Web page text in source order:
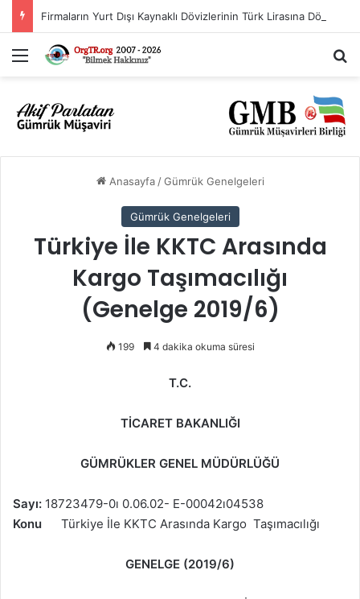
Menü
Anasayfa / Gümrük Genelgeleri
Gümrük Genelgeleri
Türkiye İle KKTC Arasında
Kargo Taşımacılığı
(Genelge 2019/6)
199 4 dakika okuma süresi
T.C.
TİCARET BAKANLIĞI
GÜMRÜKLER GENEL MÜDÜRLÜĞÜ
Sayı: 18723479-0ı 0.06.02- E-00042ı04538
Konu
Türkiye İle KKTC Arasında Kargo Taşımacılığı
GENELGE (2019/6)